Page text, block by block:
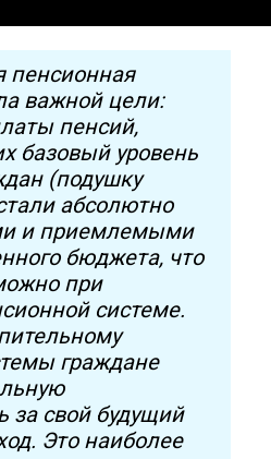
пенсионная
важной цели:
пенсий,
базовый уровень
(подушку
абсолютно
и приемлемыми
бюджета, что
при
системе.
граждане
за свой будущий
Это наиболее